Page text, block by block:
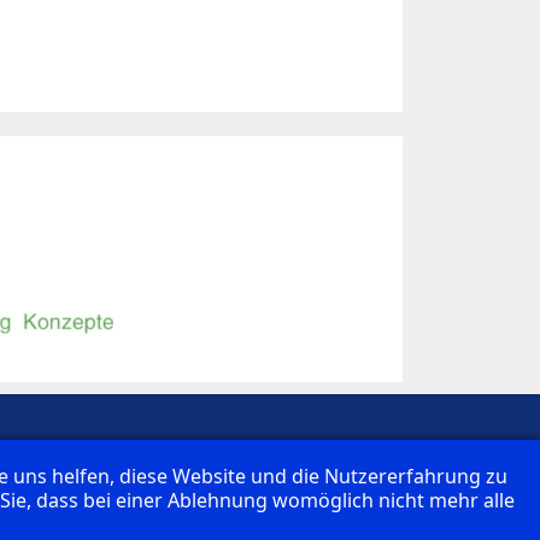
uns helfen, diese Website und die Nutzererfahrung zu
dass bei einer Ablehnung womöglich nicht mehr alle